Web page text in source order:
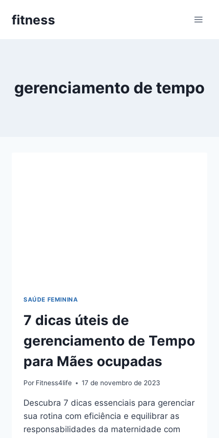
parafitness
gerenciamento de tempo
SAÚDE FEMININA
7 dicas úteis de
gerenciamento de Tempo
para Mães ocupadas
Por Fitness4life 17 de novembro de 2023
Descubra 7 dicas essenciais para gerenciar
sua rotina com eficiência e equilibrar as
responsabilidades da maternidade com